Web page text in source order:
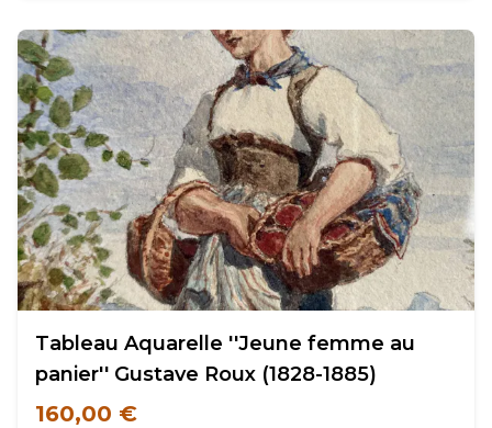
Tableau Aquarelle ''Jeune femme au
panier'' Gustave Roux (1828-1885)
160,00 €